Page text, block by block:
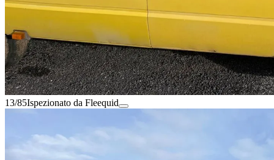
13/85Ispezionato da Fleequid